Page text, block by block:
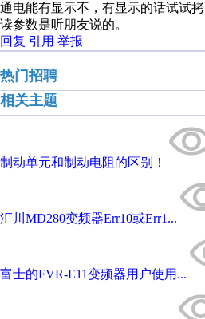
通电能有显示不，有显示的话试试
读参数是听朋友说的。
回复 引用 举报
热门招聘
相关主题
制动单元和制动电阻的区别！
汇川MD280变频器Err10或Err1...
富士的FVR-E11变频器用户使用...